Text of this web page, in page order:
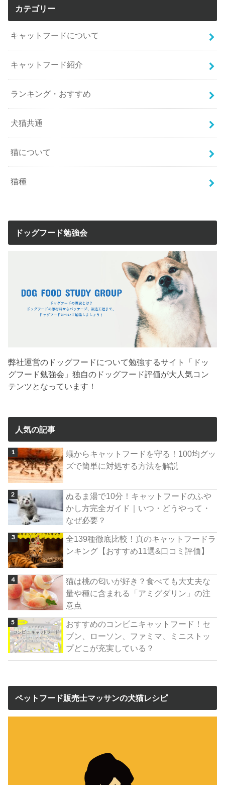
カテゴリー
キャットフードについて
キャットフード紹介
ランキング・おすすめ
犬猫共通
猫について
猫種
ドッグフード勉強会
弊社運営のドッグフードについて勉強するサイト「ドッ
グフード勉強会」独自のドッグフード評価が大人気コン
テンツとなっています！
人気の記事
蟻からキャットフードを守る！100均グッ
ズで簡単に対処する方法を解説
ぬるま湯で10分！キャットフードのふや
かし方完全ガイド｜いつ・どうやって・
なぜ必要？
全139種徹底比較！真のキャットフードラ
ンキング【おすすめ11選&口コミ評価】
猫は桃の匂いが好き？食べても大丈夫な
量や種に含まれる「アミグダリン」の注
意点
おすすめのコンビニキャットフード！セ
ブン、ローソン、ファミマ、ミニストッ
プどこが充実している？
ペットフード販売士マッサンの犬猫レシピ